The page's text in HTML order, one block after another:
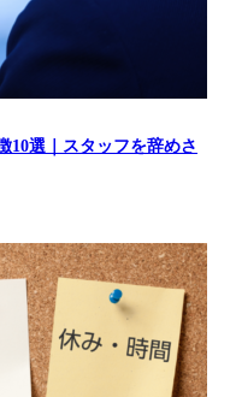
10選｜スタッフを辞めさ